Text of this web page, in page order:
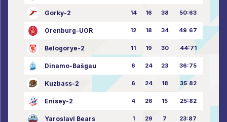
Gorky-2 14 16 38 50:63
Orenburg-UOR 12 18 34 49:67
Belogorye-2 11 19 30 44:71
Dinamo-Bašgau 6 24 23 36:75
Kuzbass-2 6 24 18 35:82
Enisey-2 4 26 15 25:82
Yaroslavl Bears 1 29 7 23:87